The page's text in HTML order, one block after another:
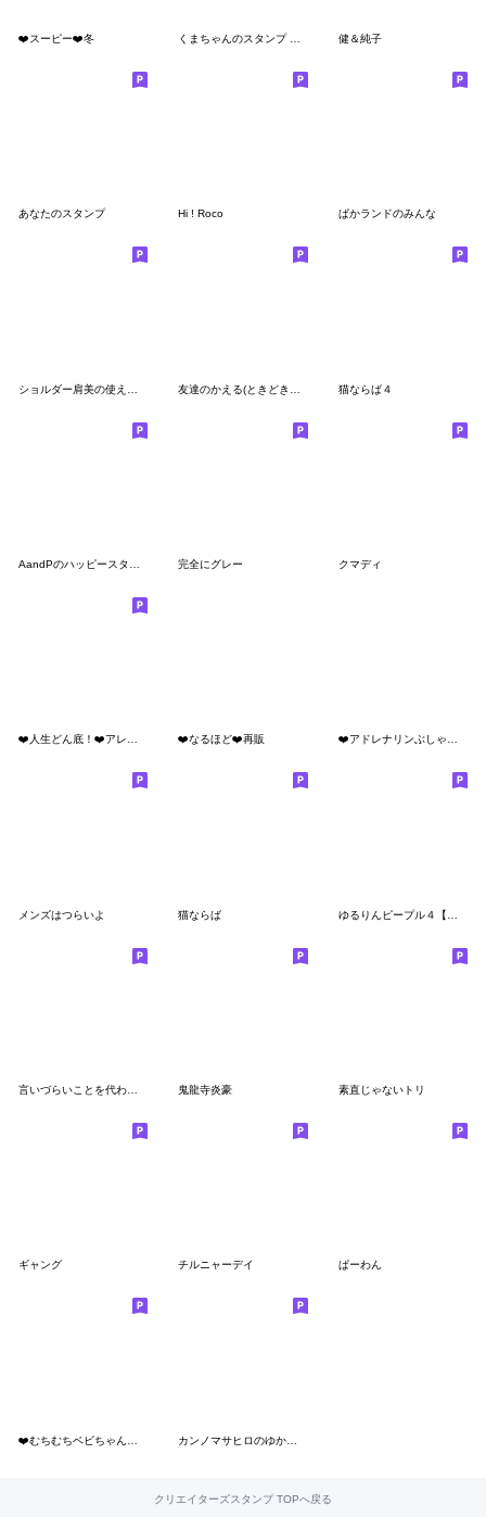
❤️スーピー❤️冬 健＆純子
あなたのスタンプ Hi ! Roco ぱかランドのみんな
猫ならば４
完全にグレー クマディ
❤️人生どん底！❤️アレンジ用 ❤️なるほど❤️再販 ❤️アドレナリンぶしゃ〜❤️
メンズはつらいよ 猫ならば
鬼龍寺炎豪 素直じゃないトリ
ギャング チルニャーデイ ぱーわん
クリエイターズスタンプ TOPへ戻る